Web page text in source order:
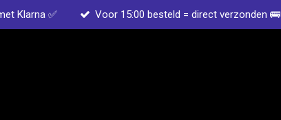
Klarna ✅ Voor 15:00 besteld = direct verzonden 🚌